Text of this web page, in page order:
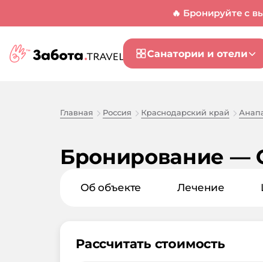
🔥 Бронируйте с
Санатории и отели
Главная Россия Краснодарский край
Бронирование —
Об объекте Лечение
Рассчитать стоимость